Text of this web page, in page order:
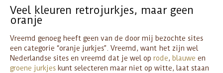
Veel kleuren retrojurkjes, maar geen
oranje
Vreemd genoeg heeft geen van de door mij bezochte sites
een categorie “oranje jurkjes”. Vreemd, want het zijn wel
Nederlandse sites en vreemd dat je wel op rode, blauwe en
groene jurkjes kunt selecteren maar niet op witte, laat staan